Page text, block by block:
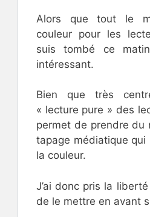
Alors que tout le
couleur pour les
suis tombé ce
intéressant.
Bien que très
« lecture pure » des
permet de prendre du
tapage médiatique
la couleur.
J’ai donc pris la
de le mettre en avant